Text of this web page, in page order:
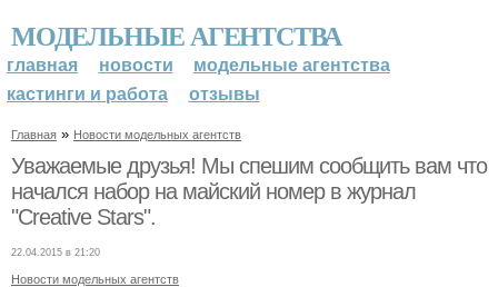
МОДЕЛЬНЫЕ АГЕНТСТВА
главная новости
модельные агентства
кастинги и работа
отзывы
Главная » Новости модельных агентств
Уважаемые друзья! Мы спешим сообщить вам что
начался набор на майский номер в журнал
"Creative Stars".
22.04.2015 в 21:20
Новости модельных агентств